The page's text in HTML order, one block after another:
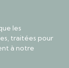
les
traitées pour
à notre